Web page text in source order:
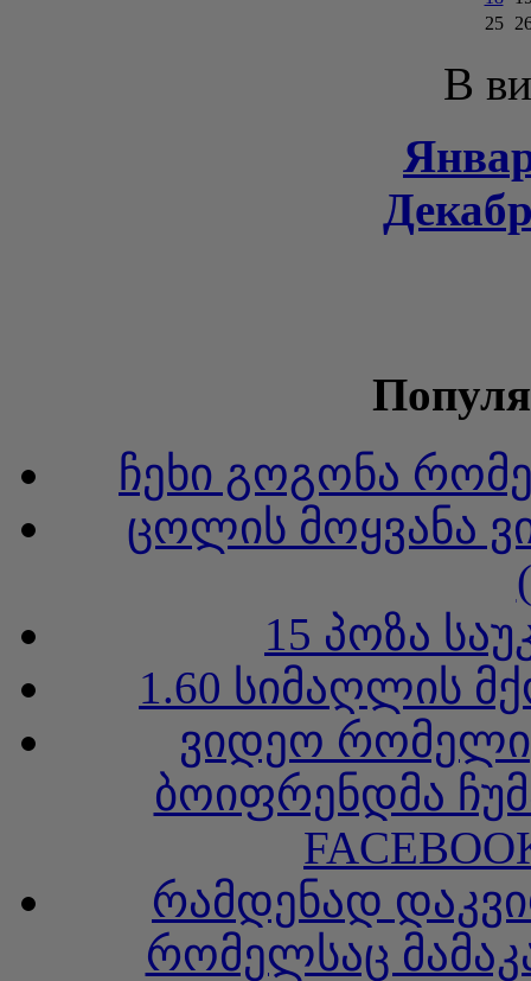
25
В
ჩეხი გოგონა
ცოლის მოყვანა
15 პოზა
1.60 სიმაღლის
ვიდეო
ბოიფრენდმა
რამდენად
რომელსაც